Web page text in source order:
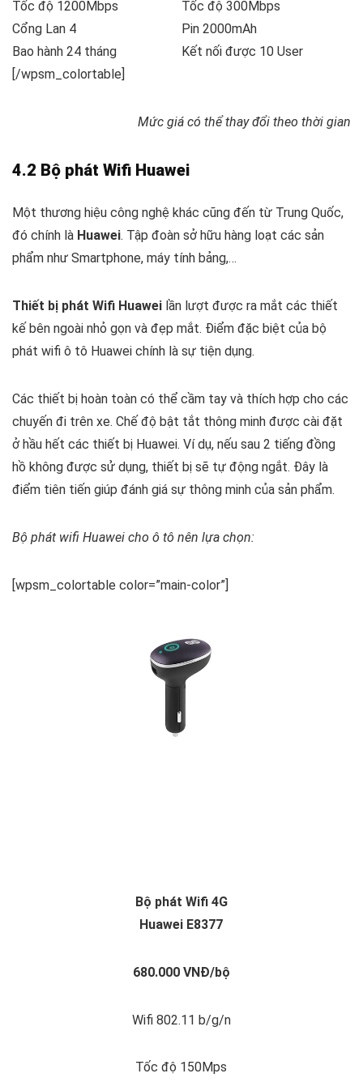
Tốc độ 1200Mbps
Tốc độ 300Mbps
Cổng Lan 4
Pin 2000mAh
Bao hành 24 tháng
Kết nối được 10 User
[/wpsm_colortable]
Mức giá có thể thay đổi theo thời gian
4.2 Bộ phát Wifi Huawei
Một thương hiệu công nghệ khác cũng đến từ Trung Quốc,
đó chính là Huawei. Tập đoàn sở hữu hàng loạt các sản
phẩm như Smartphone, máy tính bảng,…
Thiết bị phát Wifi Huawei lần lượt được ra mắt các thiết
kế bên ngoài nhỏ gọn và đẹp mắt. Điểm đặc biệt của bộ
phát wifi ô tô Huawei chính là sự tiện dụng.
Các thiết bị hoàn toàn có thể cầm tay và thích hợp cho các
chuyến đi trên xe. Chế độ bật tắt thông minh được cài đặt
ở hầu hết các thiết bị Huawei. Ví dụ, nếu sau 2 tiếng đồng
hồ không được sử dụng, thiết bị sẽ tự động ngắt. Đây là
điểm tiên tiến giúp đánh giá sự thông minh của sản phẩm.
Bộ phát wifi Huawei cho ô tô nên lựa chọn:
[wpsm_colortable color=”main-color”]
Bộ phát Wifi 4G
Huawei E8377
680.000 VNĐ/bộ
Wifi 802.11 b/g/n
Tốc độ 150Mps